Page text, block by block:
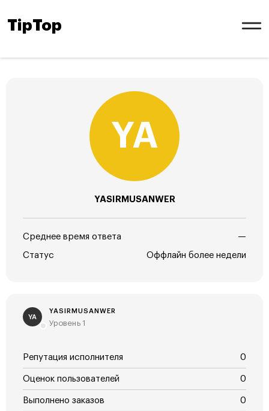
TipTop
YASIRMUSANWER
Среднее время ответа —
Статус Оффлайн более недели
YA
YASIRMUSANWER
Уровень 1
Репутация исполнителя 0
Оценок пользователей 0
Выполнено заказов 0